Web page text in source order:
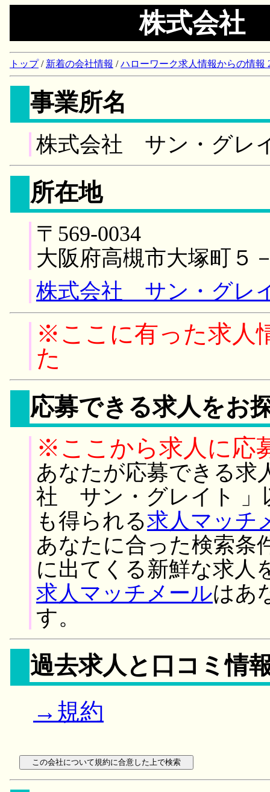
株式会社
トップ/ 新着の会社情報 /ハローワーク求人情報からの情報
事業所名
株式会社 サン・グレ
所在地
〒569-0034
大阪府高槻市大塚町５
株式会社 サン・グレ
※ここに有った求人
た
応募できる求人をお
※ここから求人に応
あなたが応募できる求
社 サン・グレイト 」
も得られる求人マッチ
あなたに合った検索条
に出てくる新鮮な求人
求人マッチメールはあ
す。
過去求人と口コミ情
→規約